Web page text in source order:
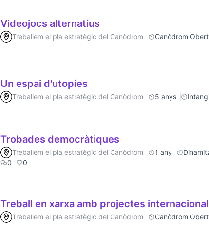
Videojocs alternatius
Treballem el pla estratègic del Canòdrom Canòdrom Obert
Un espai d'utopies
Treballem el pla estratègic del Canòdrom 5 anys
Trobades democràtiques
Treballem el pla estratègic del Canòdrom 1 any
0
0
Treball en xarxa amb projectes
Treballem el pla estratègic del Canòdrom Canòdrom Obert